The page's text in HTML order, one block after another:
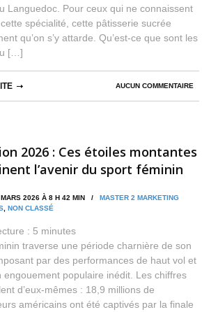
Languedoc. Pour ceux qui ne connaissent
spécialité, cette pâtisserie sucrée
qu’on s’y attarde. Qu’est-ce que sont les
[…]
AUCUN COMMENTAIRE
2026 : Ces étoiles montantes
l’avenir du sport féminin
2026 À 8 H 42 MIN / MASTER 2 MARKETING
NON CLASSÉ
: 5 minutes
traverse une période charnière de son
par des performances de haut vol et
engouement populaire inédit. Les chiffres
d’eux-mêmes : 18,9 millions de
américains ont été captivés par la finale